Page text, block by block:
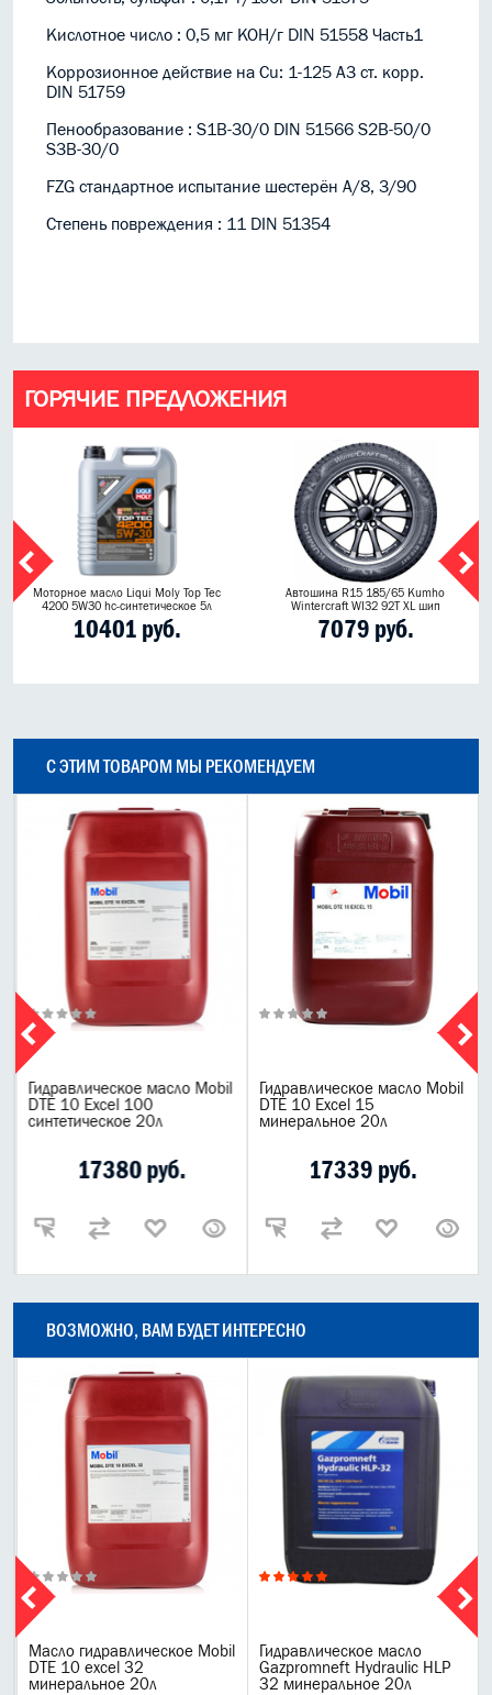
Кислотное число : 0,5 мг KOH/г DIN 51558 Часть1
Коррозионное действие на Cu: 1-125 A3 ст. корр.
DIN 51759
Пенообразование : S1B-30/0 DIN 51566 S2B-50/0
S3B-30/0
FZG стандартное испытание шестерён A/8, 3/90
Степень повреждения : 11 DIN 51354
ГОРЯЧИЕ ПРЕДЛОЖЕНИЯ
Моторное масло Liqui Moly Top Tec
4200 5W30 hc-синтетическое 5л
10401 руб.
Автошина R15 185/65 Kumho
Wintercraft WI32 92T XL шип
7079 руб.
С ЭТИМ ТОВАРОМ МЫ РЕКОМЕНДУЕМ
Гидравлическое масло Mobil
DTE 10 Excel 100
синтетическое 20л
17380 руб.
Гидравлическое масло Mobil
DTE 10 Excel 15
минеральное 20л
17339 руб.
ВОЗМОЖНО, ВАМ БУДЕТ ИНТЕРЕСНО
Масло гидравлическое Mobil
DTE 10 excel 32
минеральное 20л
Гидравлическое масло
Gazpromneft Hydraulic HLP
32 минеральное 20л